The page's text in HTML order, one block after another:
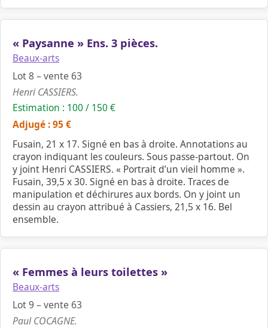
« Paysanne » Ens. 3 pièces.
Beaux-arts
Lot 8 – vente 63
Henri CASSIERS.
Estimation : 100 / 150 €
Adjugé : 95 €
Fusain, 21 x 17. Signé en bas à droite. Annotations au
crayon indiquant les couleurs. Sous passe-partout. On
y joint Henri CASSIERS. « Portrait d’un vieil homme ».
Fusain, 39,5 x 30. Signé en bas à droite. Traces de
manipulation et déchirures aux bords. On y joint un
dessin au crayon attribué à Cassiers, 21,5 x 16. Bel
ensemble.
« Femmes à leurs toilettes »
Beaux-arts
Lot 9 – vente 63
Paul COCAGNE.